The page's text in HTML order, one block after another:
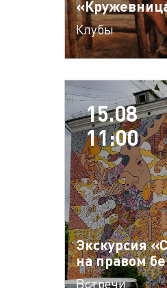
Клубы
15.08
11:00
Экскурсия
на правом
Встречи